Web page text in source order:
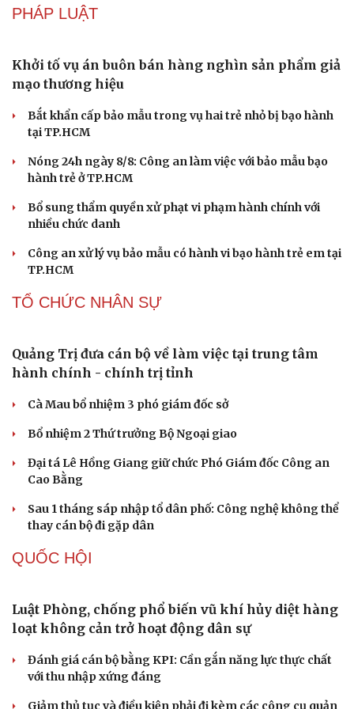
Du lịch
Podcast
Bảo tàng Tưởng niệm Hòa bình tại Nhật Bản đón lượng
khách kỷ lục
thế tự nhiên
Vì sao các hãng từ bỏ pin tháo rời trên điện thoại?
Microsoft tăng tốc đầu tư hạ tầng AI tại Ấn Độ
Trung Quốc đưa vào hoạt động cơ sở điện toán AI lớn
nhất thế giới
Meta bị buộc bồi thường 567 triệu USD vì gây hại cho trẻ
em
ChatGPT miễn phí được “cởi trói”, OpenAI thêm loạt
PHÁP LUẬT
Khởi tố vụ án buôn bán hàng nghìn sản phẩm giả
mạo thương hiệu
Bắt khẩn cấp bảo mẫu trong vụ hai trẻ nhỏ bị bạo hành
tại TP.HCM
Nóng 24h ngày 8/8: Công an làm việc với bảo mẫu bạo
hành trẻ ở TP.HCM
Bổ sung thẩm quyền xử phạt vi phạm hành chính với
nhiều chức danh
TP.HCM
TỔ CHỨC NHÂN SỰ